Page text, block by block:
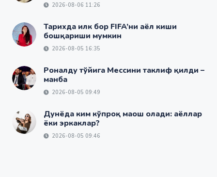
2026-08-06 11:26
Тарихда илк бор FIFA’ни аёл киши
бошқариши мумкин
2026-08-05 16:35
Роналду тўйига Мессини таклиф қилди –
манба
2026-08-05 09:49
Дунёда ким кўпроқ маош олади: аёллар
ёки эркаклар?
2026-08-05 09:46